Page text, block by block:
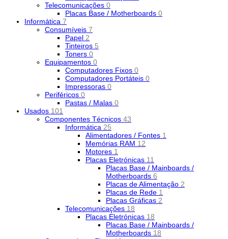
Telecomunicações 0
Placas Base / Motherboards 0
Informática 7
Consumíveis 7
Papel 2
Tinteiros 5
Toners 0
Equipamentos 0
Computadores Fixos 0
Computadores Portáteis 0
Impressoras 0
Periféricos 0
Pastas / Malas 0
Usados 101
Componentes Técnicos 43
Informática 25
Alimentadores / Fontes 1
Memórias RAM 12
Motores 1
Placas Eletrónicas 11
Placas Base / Mainboards /
Motherboards 6
Placas de Alimentação 2
Placas de Rede 1
Placas Gráficas 2
Telecomunicações 18
Placas Eletrónicas 18
Placas Base / Mainboards /
Motherboards 18